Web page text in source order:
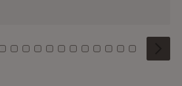
0 1
Kachel: 2
Zu Kachel: 3
Zu Kachel: 4
Zu Kachel: 5
Zu Kachel: 6
Zu Kachel: 7
Zu Kachel: 8
Zu Kachel: 9
Zu Kachel: 10
Zu Kachel: 11
Zu Kachel: 12
Zu Kachel:
Zu